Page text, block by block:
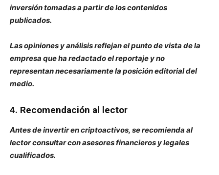
inversión tomadas a partir de los contenidos
publicados.
Las opiniones y análisis reflejan el punto de vista de la
empresa que ha redactado el reportaje y no
representan necesariamente la posición editorial del
medio.
4. Recomendación al lector
Antes de invertir en criptoactivos, se recomienda al
lector consultar con asesores financieros y legales
cualificados.